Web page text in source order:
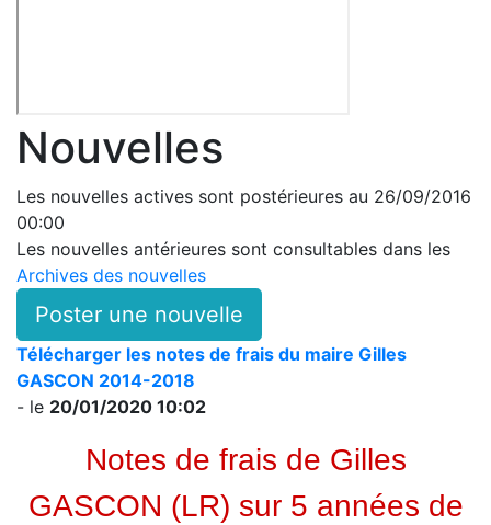
Nouvelles
Les nouvelles actives sont postérieures au 26/09/2016
00:00
Les nouvelles antérieures sont consultables dans les
Archives des nouvelles
Poster une nouvelle
Télécharger les notes de frais du maire Gilles
GASCON 2014-2018
- le 20/01/2020 10:02
Notes de frais de Gilles
GASCON (LR) sur 5 années de